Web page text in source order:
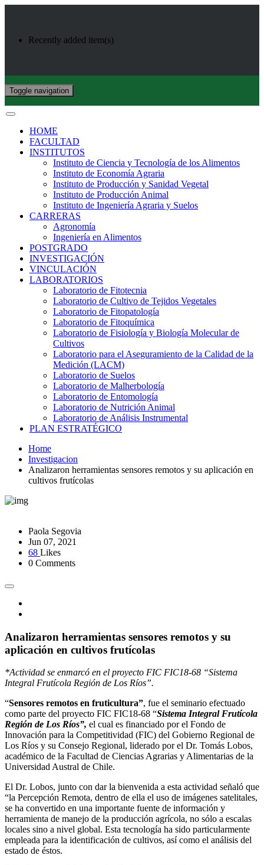
Recently added item(s)
Toggle navigation
HOME
FACULTAD
INSTITUTOS
Instituto de Ciencia y Tecnología de los Alimentos
Instituto de Economía Agraria
Instituto de Producción y Sanidad Vegetal
Instituto de Producción Animal
Instituto de Ingeniería Agraria y Suelos
CARRERAS
Agronomía
Ingeniería en Alimentos
POSTGRADO
INVESTIGACIÓN
VINCULACIÓN
LABORATORIOS
Laboratorio de Fitotecnia
Laboratorio de Cultivo de Tejidos Vegetales
Laboratorio de Fitopatología
Laboratorio de Fitoquímica
Laboratorio de Fisiología y Biología Molecular de
Cultivos
Laboratorio para el Aseguramiento de la Calidad de la
Medición (LACM)
Laboratorio de Suelos
Laboratorio de Malherbología
Laboratorio de Entomología
Laboratorio de Nutrición Animal
Laboratorio de Análisis Instrumental
PLAN ESTRATÉGICO
Home
Investigacion
Analizaron herramientas sensores remotos y su aplicación en
cultivos frutícolas
Paola Segovia
Jun 07, 2021
68 Likes
0 Comments
Analizaron herramientas sensores remotos y su
aplicación en cultivos frutícolas
*Actividad se enmarcó en el proyecto FIC FIC18-68 “Sistema
Integral Frutícola Región de Los Ríos”.
“Sensores remotos en fruticultura”, fue el seminario efectuado
como parte del proyecto FIC FIC18-68 “Sistema Integral Frutícola
Región de Los Ríos”, el cual es financiado por el Fondo de
Innovación para la Competitividad (FIC) del Gobierno Regional de
Los Ríos y su Consejo Regional, liderado por el Dr. Tomás Lobos,
académico de la Facultad de Ciencias Agrarias y Alimentarias de la
Universidad Austral de Chile.
El Dr. Lobos, junto con dar la bienvenida a esta actividad señaló que
“la Percepción Remota, dentro de ella el uso de imágenes satelitales,
se ha convertido en una importante fuente de información y
herramienta de manejo de la producción agrícola, no sólo a escalas
locales sino a nivel global. Esta tecnología ha sido particularmente
empleada para la identificación de cultivos, así como el análisis del
estado de éstos.